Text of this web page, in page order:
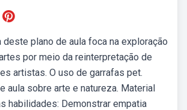
plano de aula foca na exploração
por meio da reinterpretação de
artistas. O uso de garrafas pet.
aula sobre arte e natureza. Material
habilidades: Demonstrar empatia